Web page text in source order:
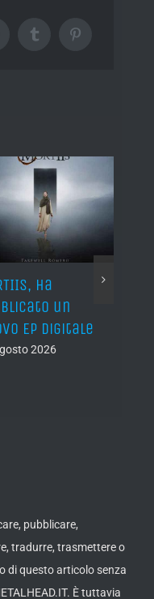
TumblrPinterest
ha
un
EP digitale
2026
pubblicare,
tradurre, trasmettere o
di questo articolo senza
È tuttavia